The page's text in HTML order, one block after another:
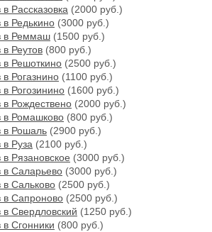
Рассказовка (2000 руб.)
в Редькино (3000 руб.)
в Реммаш (1500 руб.)
в Реутов (800 руб.)
в Решоткино (2500 руб.)
в Рогазнино (1100 руб.)
в Рогозинино (1600 руб.)
в Рождествено (2000 руб.)
в Ромашково (800 руб.)
в Рошаль (2900 руб.)
в Руза (2100 руб.)
в Рязановское (3000 руб.)
в Саларьево (3000 руб.)
в Сальково (2500 руб.)
в Сапроново (2500 руб.)
в Свердловский (1250 руб.)
в Сгонники (800 руб.)